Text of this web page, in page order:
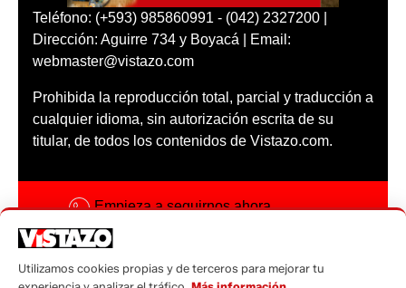
Teléfono: (+593) 985860991 - (042) 2327200 |
Dirección: Aguirre 734 y Boyacá | Email:
webmaster@vistazo.com
Prohibida la reproducción total, parcial y traducción a
cualquier idioma, sin autorización escrita de su
titular, de todos los contenidos de Vistazo.com.
Empieza a seguirnos ahora
Código ética
Utilizamos cookies propias y de terceros para mejorar tu